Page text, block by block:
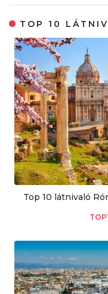
TOP 10
Top 10 látnivaló